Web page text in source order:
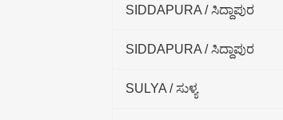
SIDDAPURA / ಸಿದ್ದಾಪುರ
SIDDAPURA / ಸಿದ್ದಾಪುರ
SULYA / ಸುಳ್ಯ